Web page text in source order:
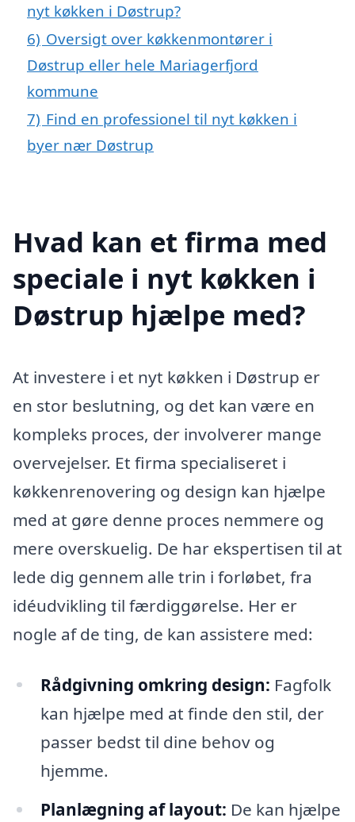
nyt køkken i Døstrup?
6) Oversigt over køkkenmontører i
Døstrup eller hele Mariagerfjord
kommune
7) Find en professionel til nyt køkken i
byer nær Døstrup
Hvad kan et firma med
speciale i nyt køkken i
Døstrup hjælpe med?
At investere i et nyt køkken i Døstrup er
en stor beslutning, og det kan være en
kompleks proces, der involverer mange
overvejelser. Et firma specialiseret i
køkkenrenovering og design kan hjælpe
med at gøre denne proces nemmere og
mere overskuelig. De har ekspertisen til at
lede dig gennem alle trin i forløbet, fra
idéudvikling til færdiggørelse. Her er
nogle af de ting, de kan assistere med:
Rådgivning omkring design: Fagfolk
kan hjælpe med at finde den stil, der
passer bedst til dine behov og
hjemme.
Planlægning af layout: De kan hjælpe